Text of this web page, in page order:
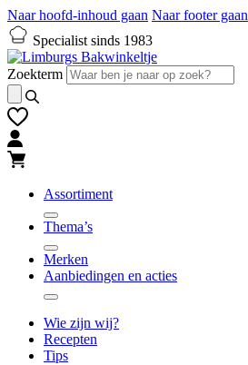
Naar hoofd-inhoud gaan Naar footer gaan
Specialist sinds 1983
Zoekterm
Assortiment
Thema’s
Merken
Aanbiedingen en acties
Wie zijn wij?
Recepten
Tips